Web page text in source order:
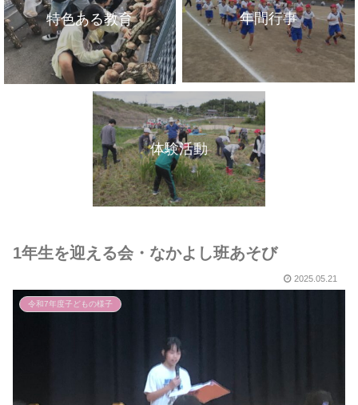
特色ある教育 年間行事
体験活動
1年生を迎える会・なかよし班あそび
2025.05.21
令和7年度子どもの様子